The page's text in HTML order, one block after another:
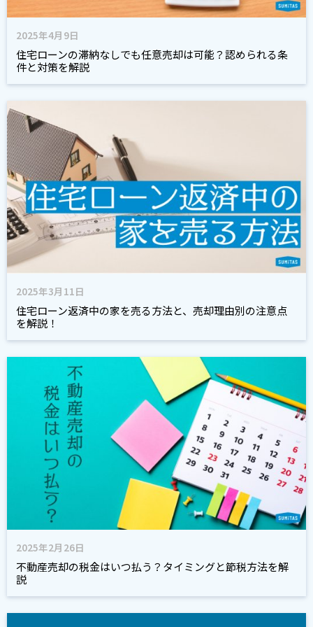
2025年4月9日
住宅ローンの滞納なしでも任意売却は可能？認められる条
件と対策を解説
2025年3月11日
住宅ローン返済中の家を売る方法と、売却理由別の注意点
を解説！
2025年2月26日
不動産売却の税金はいつ払う？タイミングと節税方法を解
説